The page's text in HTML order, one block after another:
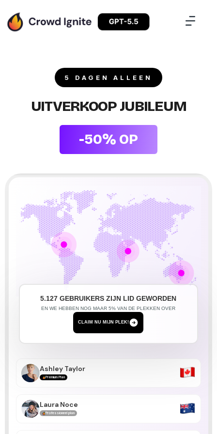
5 DAGEN ALLEEN
UITVERKOOP JUBILEUM
-50% OP
Frank Wright
Standaard Plan
Franchesca Perce
Kristin Fuller
Standaard Plan
Tim Yin
Professioneel plan
Don Roche
Professioneel plan
Guillaume Mache
Sarah Klemens
Ashley Taylor
Premium Plan
Laura Noce
Professioneel plan
5.127 GEBRUIKERS ZIJN LID GEWORDEN
EN WE HEBBEN NOG MAAR 5% VAN DE PLEKKEN OVER
CLAIM NU MIJN PLEK!